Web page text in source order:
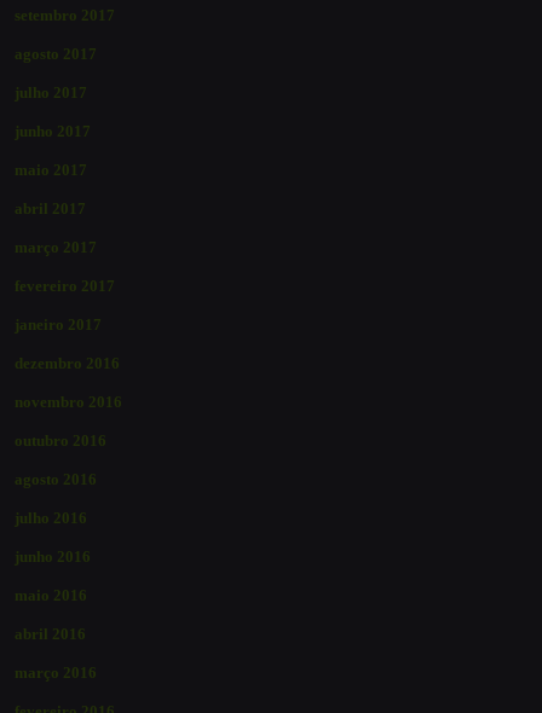
setembro 2017
agosto 2017
julho 2017
junho 2017
maio 2017
abril 2017
março 2017
fevereiro 2017
janeiro 2017
dezembro 2016
novembro 2016
outubro 2016
agosto 2016
julho 2016
junho 2016
maio 2016
abril 2016
março 2016